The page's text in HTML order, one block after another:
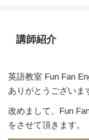
講師紹介
英語教室 Fun Fan
ありがとうございま
改めまして、Fun
をさせて頂きます。